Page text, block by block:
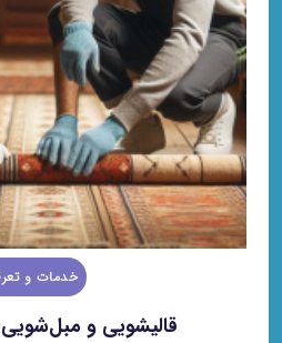
خدمات و
قالیشویی و